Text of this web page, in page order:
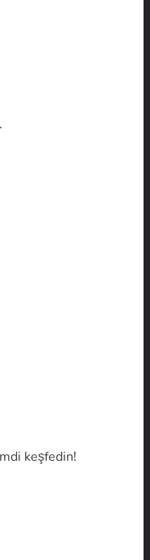
keşfedin!